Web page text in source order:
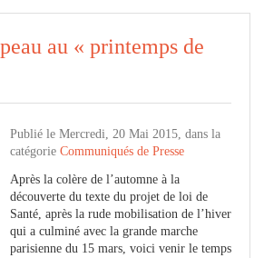
au « printemps de
Publié le Mercredi, 20 Mai 2015, dans la
catégorie Communiqués de Presse
Après la colère de l’automne à la
découverte du texte du projet de loi de
Santé, après la rude mobilisation de l’hiver
qui a culminé avec la grande marche
parisienne du 15 mars, voici venir le temps